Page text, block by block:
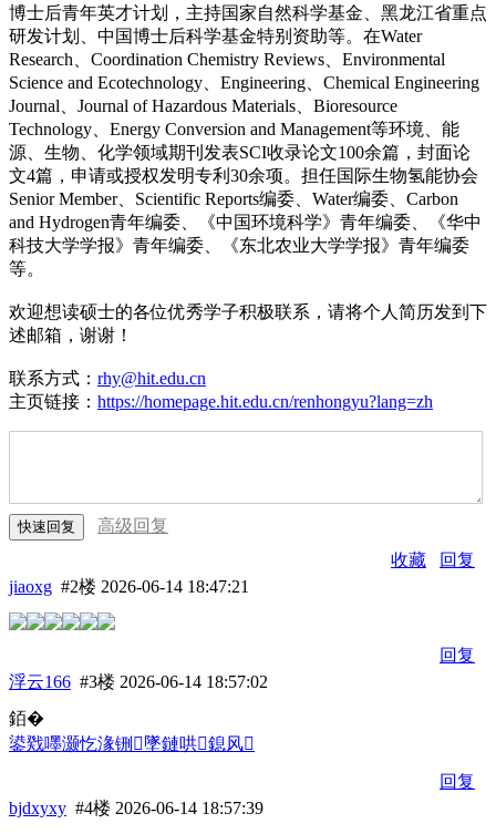
博士后青年英才计划，主持国家自然科学基金、黑龙江省重点
研发计划、中国博士后科学基金特别资助等。在Water
Research、Coordination Chemistry Reviews、Environmental
Science and Ecotechnology、Engineering、Chemical Engineering
Journal、Journal of Hazardous Materials、Bioresource
Technology、Energy Conversion and Management等环境、能
源、生物、化学领域期刊发表SCI收录论文100余篇，封面论
文4篇，申请或授权发明专利30余项。担任国际生物氢能协会
Senior Member、Scientific Reports编委、Water编委、Carbon
and Hydrogen青年编委、《中国环境科学》青年编委、《华中
科技大学学报》青年编委、《东北农业大学学报》青年编委
等。
欢迎想读硕士的各位优秀学子积极联系，请将个人简历发到下
述邮箱，谢谢！
联系方式： rhy@hit.edu.cn
主页链接： https://homepage.hit.edu.cn/renhongyu?lang=zh
高级回复
收藏
回复
jiaoxg #2楼 2026-06-14 18:47:21
回复
浮云166 #3楼 2026-06-14 18:57:02
銆�
鍙戣嚜灏忔湪铏墜鏈哄鎴风
回复
bjdxyxy #4楼 2026-06-14 18:57:39